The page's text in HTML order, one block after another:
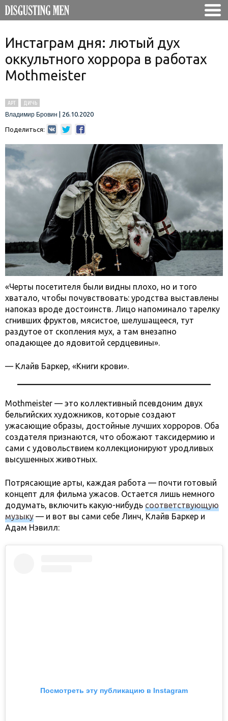
Инстаграм дня: лютый дух
оккультного хоррора в работах
Mothmeister
АРТ
ДИЧЬ
Владимир Бровин
26.10.2020
Поделиться:
«Черты посетителя были видны плохо, но и того
хватало, чтобы почувствовать: уродства выставлены
напоказ вроде достоинств. Лицо напоминало тарелку
сгнивших фруктов, мясистое, шелушащееся, тут
раздутое от скопления мух, а там внезапно
опадающее до ядовитой сердцевины».
— Клайв Баркер, «Книги крови».
Mothmeister — это коллективный псевдоним двух
бельгийских художников, которые создают
ужасающие образы, достойные лучших хорроров. Оба
создателя признаются, что обожают таксидермию и
сами с удовольствием коллекционируют уродливых
высушенных животных.
Потрясающие арты, каждая работа — почти готовый
концепт для фильма ужасов. Остается лишь немного
додумать, включить какую-нибудь соответствующую
музыку — и вот вы сами себе Линч, Клайв Баркер и
Адам Нэвилл:
Посмотреть эту публикацию в Instagram